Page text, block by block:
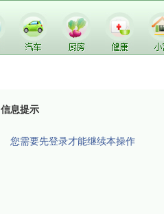
信息提示
您需要先登录才能继续本操作